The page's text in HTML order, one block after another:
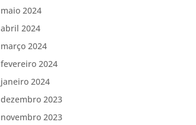
maio 2024
abril 2024
março 2024
fevereiro 2024
janeiro 2024
dezembro 2023
novembro 2023